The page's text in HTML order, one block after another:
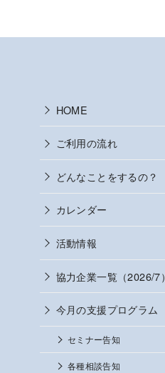
HOME
ご利用の流れ
どんなことをするの？
カレンダー
活動情報
協力企業一覧（2026/7）
今月の支援プログラム
セミナー告知
各種相談告知